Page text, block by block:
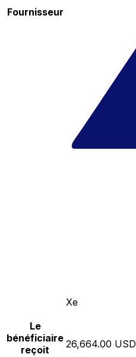
Fournisseur
Xe
Le
bénéficiaire
reçoit
26,664.00 USD